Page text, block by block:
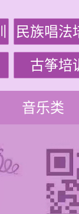
民族唱法
古筝培
音乐类